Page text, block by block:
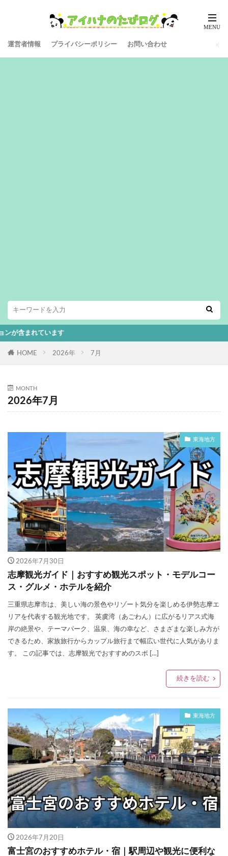
運営者情報 プライバシーポリシー お問い合わせ
ます
HOME 2026年 7月
MONTH
2026年7月
東海地方
2026年7月30日
志摩観光ガイド｜おすすめ観光スポット・モデルコー
ス・グルメ・ホテルを紹介
三重県志摩市は、美しい海の景色やリゾート気分を楽しめる伊勢志摩エ
リアを代表する観光地です。 英虞湾（あごわん）に広がるリアス式海
岸の絶景や、テーマパーク、温泉、海の幸など、さまざまな楽しみ方が
できるため、家族旅行からカップル旅行まで幅広い世代に人気がありま
す。 この記事では、志摩観光でおすすめのスポ […]
続きを読む
東海地方
2026年7月20日
富士宮のおすすめホテル・宿｜駅周辺や観光に便利な